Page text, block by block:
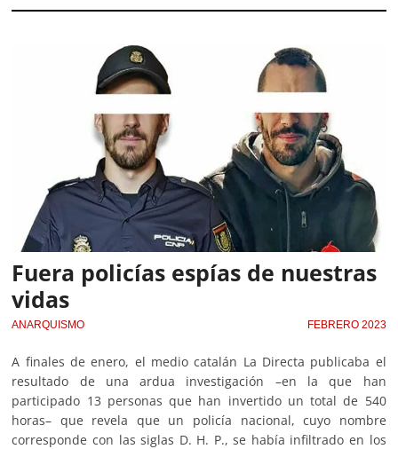
Fuera policías espías de nuestras
vidas
ANARQUISMO FEBRERO 2023
A finales de enero, el medio catalán La Directa publicaba el
resultado de una ardua investigación –en la que han
participado 13 personas que han invertido un total de 540
horas– que revela que un policía nacional, cuyo nombre
corresponde con las siglas D. H. P., se había infiltrado en los